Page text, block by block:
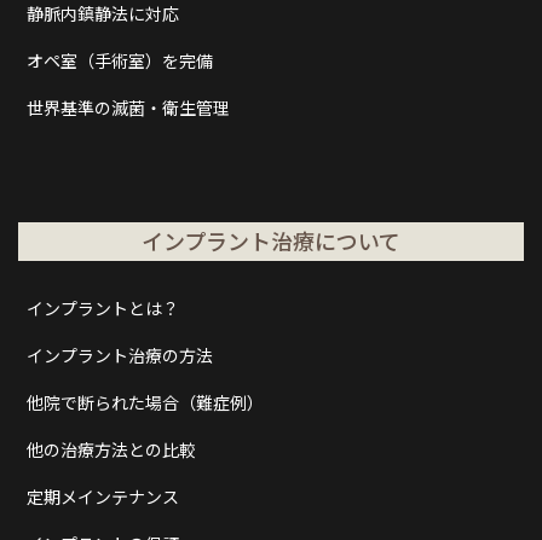
静脈内鎮静法に対応
オペ室（手術室）を完備
世界基準の滅菌・衛生管理
インプラント治療について
インプラントとは？
インプラント治療の方法
他院で断られた場合（難症例）
他の治療方法との比較
定期メインテナンス